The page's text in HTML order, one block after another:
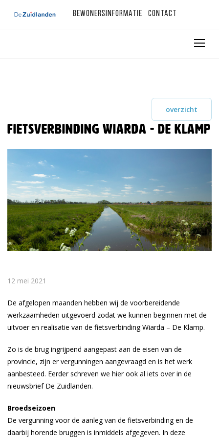
Bewonersinformatie Contact
overzicht
Fietsverbinding Wiarda - De Klamp
12 mei 2021
De afgelopen maanden hebben wij de voorbereidende
werkzaamheden uitgevoerd zodat we kunnen beginnen met de
uitvoer en realisatie van de fietsverbinding Wiarda – De Klamp.
Zo is de brug ingrijpend aangepast aan de eisen van de
provincie, zijn er vergunningen aangevraagd en is het werk
aanbesteed. Eerder schreven we hier ook al iets over in de
nieuwsbrief De Zuidlanden.
Broedseizoen
De vergunning voor de aanleg van de fietsverbinding en de
daarbij horende bruggen is inmiddels afgegeven. In deze